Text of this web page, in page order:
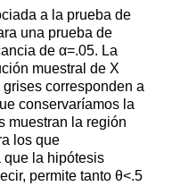
a la prueba de
una prueba de
de α=.05. La
muestral de X
corresponden a
conservaríamos la
muestran la región
los que
que la hipótesis
permite tanto θ<.5